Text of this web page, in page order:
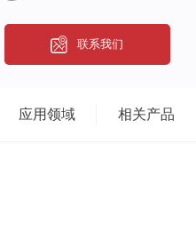
联系我们
应用领域 相关产品